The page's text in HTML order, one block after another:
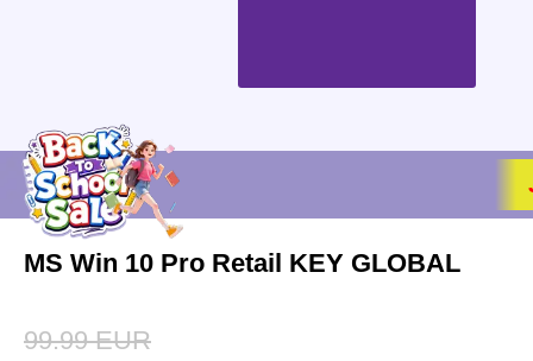
MS Win 10 Pro Retail KEY GLOBAL
99.99 EUR